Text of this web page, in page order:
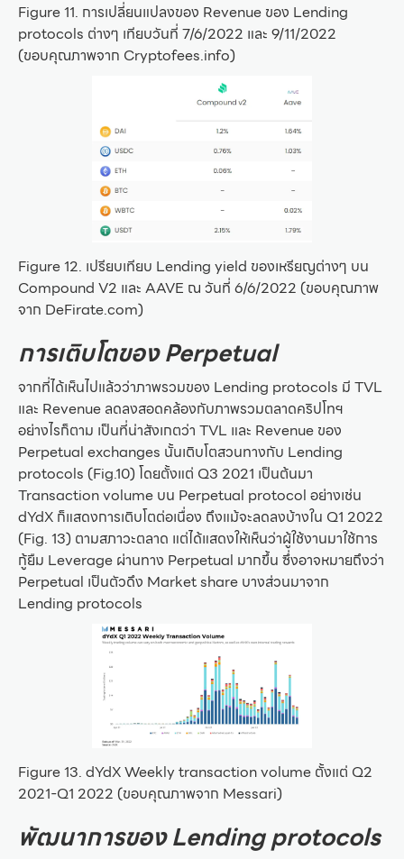
Figure 11. การเปลี่ยนแปลงของ Revenue ของ Lending
protocols ต่างๆ เทียบวันที่ 7/6/2022 และ 9/11/2022
(ขอบคุณภาพจาก Cryptofees.info)
Figure 12. เปรียบเทียบ Lending yield ของเหรียญต่างๆ บน
Compound V2 และ AAVE ณ วันที่ 6/6/2022 (ขอบคุณภาพ
จาก DeFirate.com)
การเติบโตของ Perpetual
จากที่ได้เห็นไปแล้วว่าภาพรวมของ Lending protocols มี TVL
และ Revenue ลดลงสอดคล้องกับภาพรวมตลาดคริปโทฯ
อย่างไรก็ตาม เป็นที่น่าสังเกตว่า TVL และ Revenue ของ
Perpetual exchanges นั้นเติบโตสวนทางกับ Lending
protocols (Fig.10) โดยตั้งแต่ Q3 2021 เป็นต้นมา
Transaction volume บน Perpetual protocol อย่างเช่น
dYdX ก็แสดงการเติบโตต่อเนื่อง ถึงแม้จะลดลงบ้างใน Q1 2022
(Fig. 13) ตามสภาวะตลาด แต่ได้แสดงให้เห็นว่าผู้ใช้งานมาใช้การ
กู้ยืม Leverage ผ่านทาง Perpetual มากขึ้น ซึ่งอาจหมายถึงว่า
Perpetual เป็นตัวดึง Market share บางส่วนมาจาก
Lending protocols
Figure 13. dYdX Weekly transaction volume ตั้งแต่ Q2
2021-Q1 2022 (ขอบคุณภาพจาก Messari)
พัฒนาการของ Lending protocols